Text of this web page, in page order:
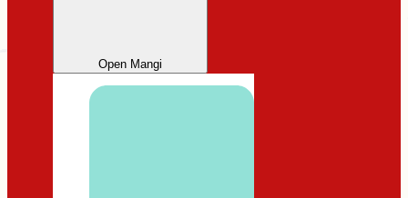
Open Mangi